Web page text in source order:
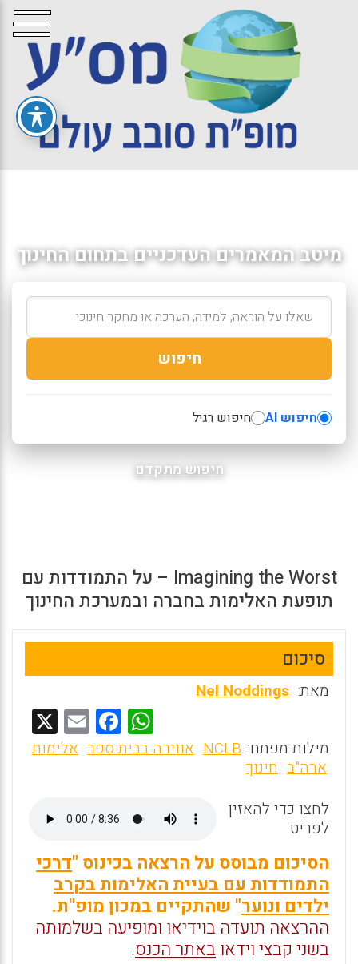
מיטב המאמרים העדכניים בתחום החינוך
חיפוש
חיפוש AI חיפוש רגיל
חיפוש מתקדם
Imagining the Worst – על התמודדות עם
תופעת האלימות בחברה ובמערכת החינוך
סיכום
מאת: Nel Noddings
W
h
A
p
p
F
a
o
o
k
E
m מילות מפתח: NCLB אווירה בבית ספר אלימות
ארה"ב חינוך
לחצו כדי להאזין
לפריט
הסיכום מבוסס על הרצאה בכינוס "דרכי
התמודדות עם בעיית האלימות בקרב
ילדים ונוער" שהתקיים במכון מופ"ת.
ההרצאה תועדה בוידיאו ומופיעה בשלמותה
בשני קבצי וידאו באתר הכנס.